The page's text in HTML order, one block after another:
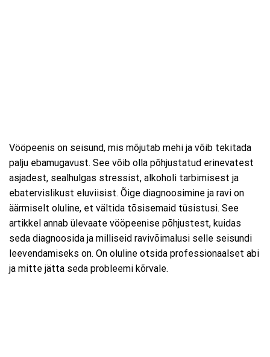
Vööpeenis on seisund, mis mõjutab mehi ja võib tekitada
palju ebamugavust. See võib olla põhjustatud erinevatest
asjadest, sealhulgas stressist, alkoholi tarbimisest ja
ebatervislikust eluviisist. Õige diagnoosimine ja ravi on
äärmiselt oluline, et vältida tõsisemaid tüsistusi. See
artikkel annab ülevaate vööpeenise põhjustest, kuidas
seda diagnoosida ja milliseid ravivõimalusi selle seisundi
leevendamiseks on. On oluline otsida professionaalset abi
ja mitte jätta seda probleemi kõrvale.